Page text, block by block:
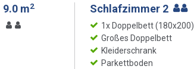
9.0 m2 Schlafzimmer 2
1x Doppelbett (180x200)
Großes Doppelbett
Kleiderschrank
Parkettboden